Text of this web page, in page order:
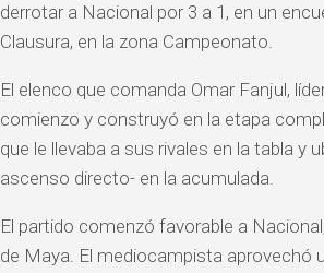
derrotar a Nacional por 3 a 1, en un
Clausura, en la zona Campeonato.
El elenco que comanda Omar Fanjul,
comienzo y construyó en la etapa
que le llevaba a sus rivales en la tabla
ascenso directo- en la acumulada.
El partido comenzó favorable a
de Maya. El mediocampista aprovechó